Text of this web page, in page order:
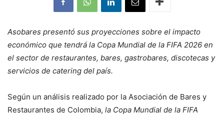
Asobares presentó sus proyecciones sobre el impacto
económico que tendrá la Copa Mundial de la FIFA 2026 en
el sector de restaurantes, bares, gastrobares, discotecas y
servicios de catering del país.
Según un análisis realizado por la Asociación de Bares y
Restaurantes de Colombia, la Copa Mundial de la FIFA